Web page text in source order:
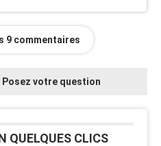
9 commentaires
Posez votre question
QUELQUES CLICS